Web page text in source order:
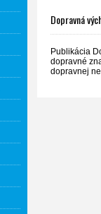
Dopravná
Publikácia
dopravné
dopravnej